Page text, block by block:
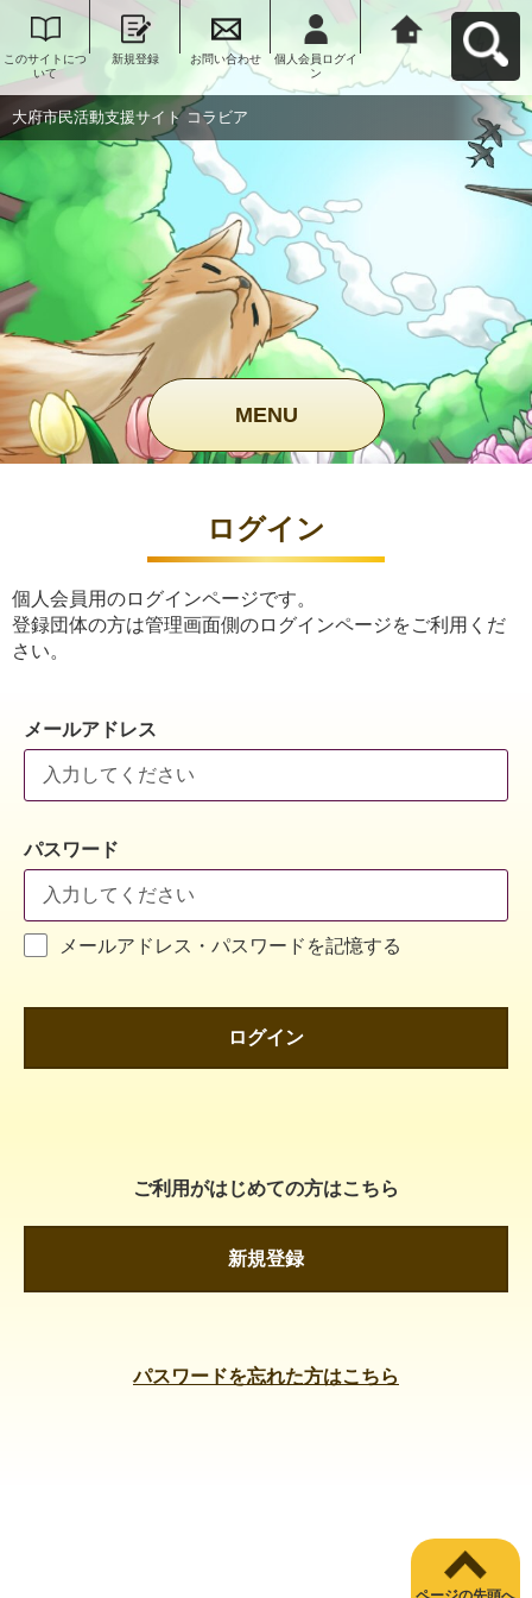
このサイトにつ
いて
新規登録 お問い合わせ
個人会員ログイ
ン
大府市民活動支
援サイト コラビ
アへ戻る
大府市民活動支援サイト コラビア
MENU
ログイン
個人会員用のログインページです。
登録団体の方は管理画面側のログインページをご利用くだ
さい。
メールアドレス
パスワード
メールアドレス・パスワードを記憶する
ログイン
ご利用がはじめての方はこちら
新規登録
パスワードを忘れた方はこちら